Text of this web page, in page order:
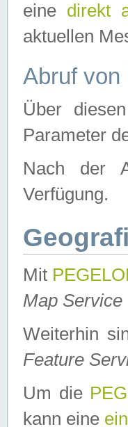
eine direkt
aktuellen
Abruf von
Über diesen
Parameter
Nach der
Verfügung.
Mit
Map Service
Weiterhin
Feature
Um die
kann eine